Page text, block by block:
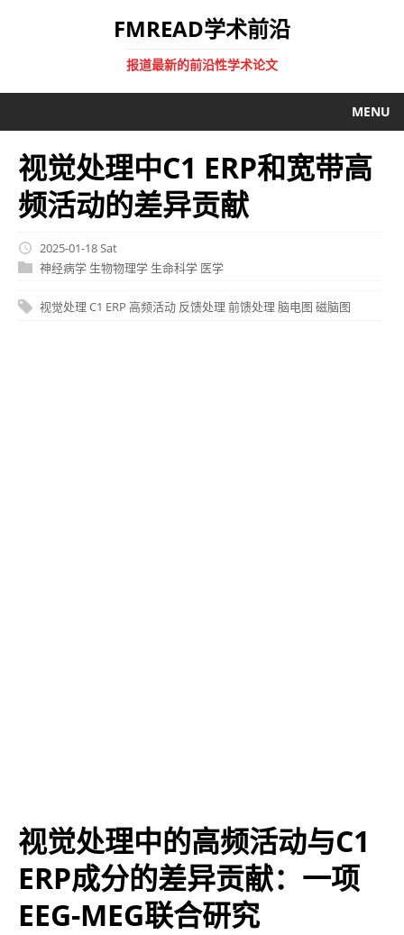
FMREAD学术前沿
报道最新的前沿性学术论文
MENU
视觉处理中C1 ERP和宽带高
频活动的差异贡献
2025-01-18 Sat
神经病学 生物物理学 生命科学 医学
视觉处理 C1 ERP 高频活动 反馈处理 前馈处理 脑电图 磁脑图
视觉处理中的高频活动与C1
ERP成分的差异贡献：一项
EEG-MEG联合研究